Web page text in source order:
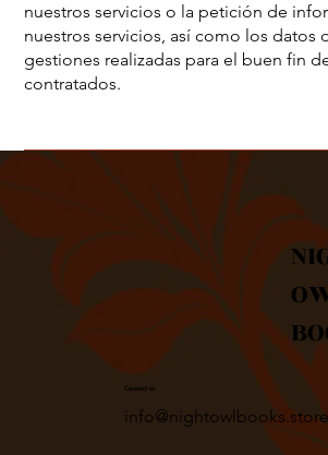
nuestros servicios o la petición de
nuestros servicios, así como los datos
gestiones realizadas para el buen fin
contratados.
Contact us
info@nightowlbooks.store